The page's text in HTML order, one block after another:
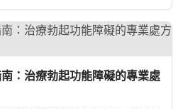
：治療勃起功能障礙的專業處